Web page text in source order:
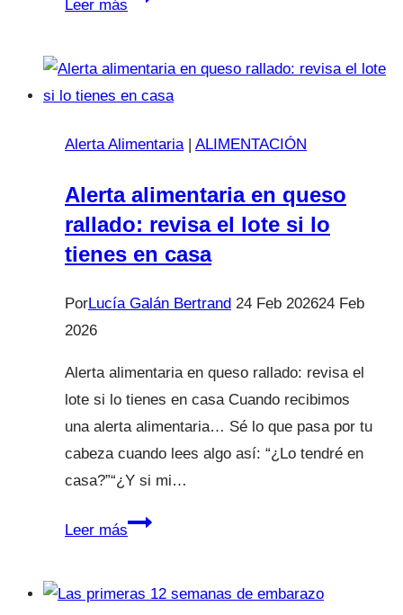
Leer más
bullying
Alerta Alimentaria| ALIMENTACIÓN
Alerta alimentaria en queso
rallado: revisa el lote si lo
tienes en casa
PorLucía Galán Bertrand 24 Feb 202624 Feb
2026
Alerta alimentaria en queso rallado: revisa el
lote si lo tienes en casa Cuando recibimos
una alerta alimentaria… Sé lo que pasa por tu
cabeza cuando lees algo así: “¿Lo tendré en
casa?”“¿Y si mi…
Leer másAlerta
queso